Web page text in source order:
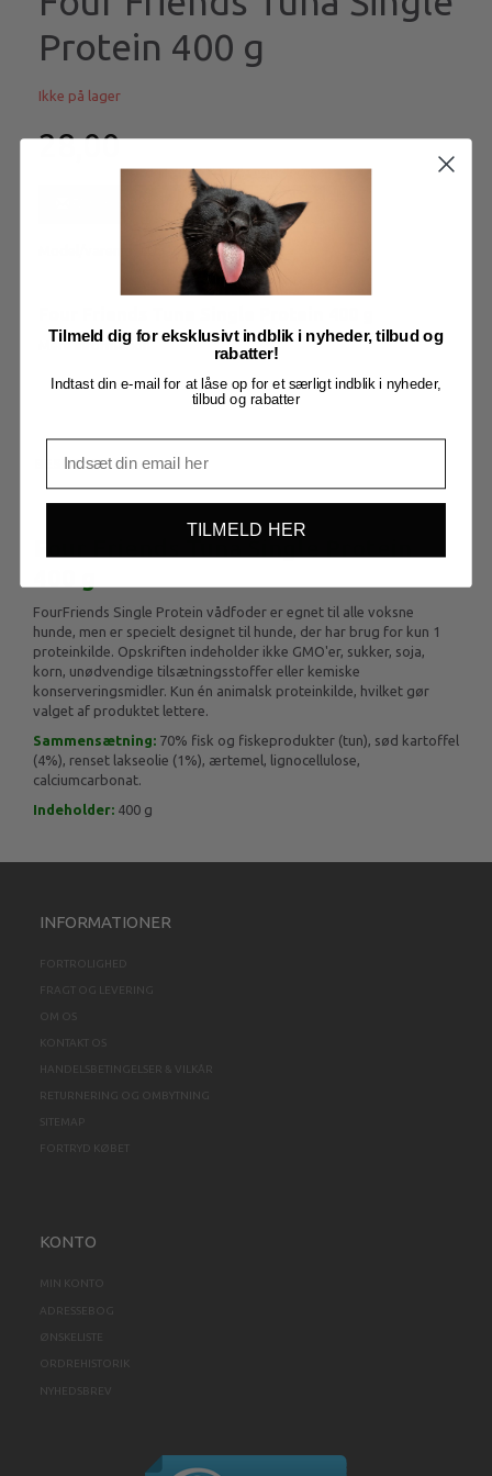
Protein 400 g
Ikke på lager
28,00
Få besked når produktet kommer igen
LU9151
Mere information
BESKRIVELSE
FourFriends Single Protein vådfoder er egnet til alle voksne
hunde, men er specielt designet til hunde, der har brug for kun 1
proteinkilde. Opskriften indeholder ikke GMO'er, sukker, soja,
korn, unødvendige tilsætningsstoffer eller kemiske
konserveringsmidler. Kun én animalsk proteinkilde, hvilket gør
valget af produktet lettere.
Sammensætning: 70% fisk og fiskeprodukter (tun), sød kartoffel
(4%), renset lakseolie (1%), ærtemel, lignocellulose,
calciumcarbonat.
Indeholder: 400 g
INFORMATIONER
FORTROLIGHED
FRAGT OG LEVERING
OM OS
KONTAKT OS
HANDELSBETINGELSER & VILKÅR
RETURNERING OG OMBYTNING
SITEMAP
FORTRYD KØBET
KONTO
MIN KONTO
ADRESSEBOG
ØNSKELISTE
ORDREHISTORIK
NYHEDSBREV
Tilmeld dig for eksklusivt indblik i nyheder, tilbud og
rabatter!
Indtast din e-mail for at låse op for et særligt indblik i nyheder,
tilbud og rabatter
TILMELD HER